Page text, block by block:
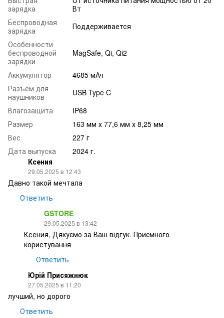
зарядка
Вт
Беспроводная
зарядка
Поддерживается
Особенности
беспроводной
зарядки
MagSafe, Qi, Qi2
Аккумулятор
4685 мАч
Разъем для
наушников
USB Type C
Влагозащита
IP68
Размер
163 мм х 77,6 мм х 8,25 мм
Вес
227 г
Дата выпуска
2024 г.
Ксения
29.05.2025 в 12:43
Давно такой мечтала
Ответить
GSTORE
29.05.2025 в 13:42
Ксения, Дякуємо за Ваш відгук. Приємного
користування
Ответить
Юрій Присяжнюк
27.05.2025 в 11:20
лучший, но дорого
Ответить